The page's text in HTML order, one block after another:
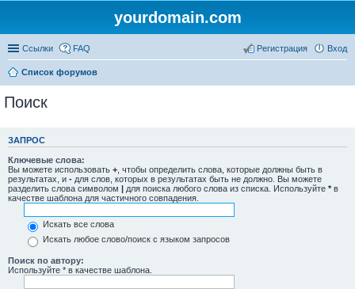
yourdomain.com
Ссылки FAQ Вход
Регистрация
Список форумов
Поиск
ЗАПРОС
Ключевые слова:
Вы можете использовать + , чтобы определить слова, которые должны быть в
результатах, и - для слов, которых в результатах быть не должно. Вы можете
разделить слова символом | для поиска любого слова из списка. Используйте * в
качестве шаблона для частичного совпадения.
Искать все слова
Искать любое слово/поиск с языком запросов
Поиск по автору:
Используйте * в качестве шаблона.